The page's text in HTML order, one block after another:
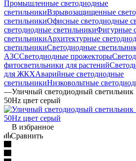
Промышленные светодиодные
светильникиВзрывозащищенные
светильникиОфисные светодиодные
светодиодные светильникиФигурные
светильникиАрхитектурные
светильникиСветодиодные
АЗССветодиодные прожекторы
фитосветильники для растений
для ЖКХАварийные светодиодные
светильникиНизковольтные
—Уличный светодиодный
50Hz цвет серый
В избранное
Сравнить